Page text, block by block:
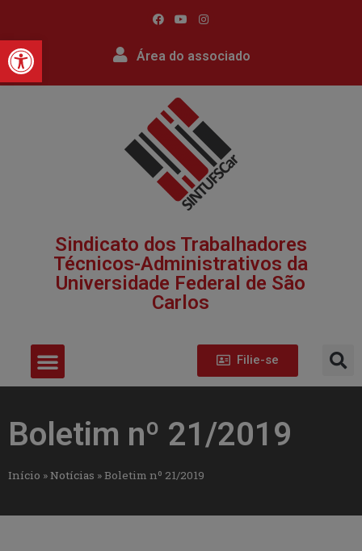
Barra de Ferramentas
Área do associado
Sindicato dos Trabalhadores
Técnicos-Administrativos da
Universidade Federal de São
Carlos​
Filie-se
Boletim nº 21/2019
Início »Notícias »Boletim nº 21/2019